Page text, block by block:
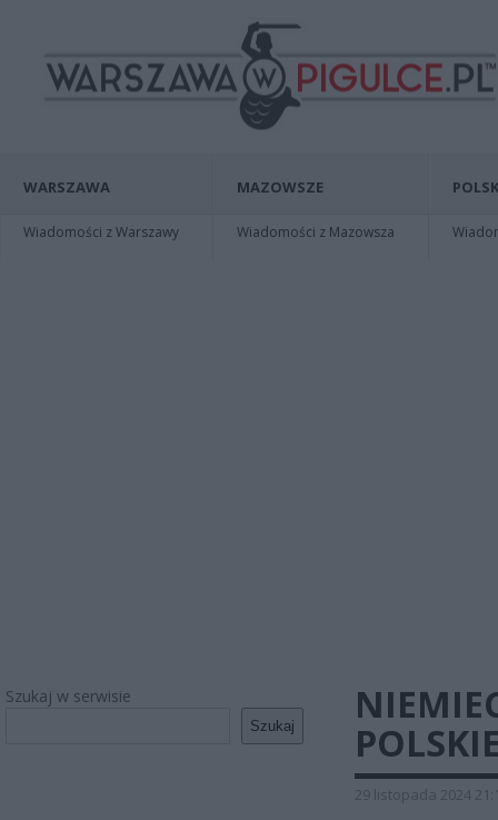
WARSZAWA
Wiadomości z Warszawy
MAZOWSZE
Wiadomości z Mazowsza
Szukaj w serwisie
Szukaj
29 listopada 2024